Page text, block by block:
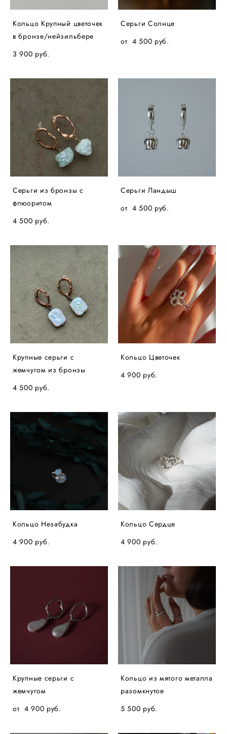
Кольцо Крупный цветочек
в бронзе/нейзильбере
3 900 pуб.
Серьги Солнце
от 4 500 pуб.
Серьги из бронзы с
флюоритом
4 500 pуб.
Серьги Ландыш
от 4 500 pуб.
Крупные серьги с
жемчугом из бронзы
4 500 pуб.
Кольцо Цветочек
4 900 pуб.
Кольцо Незабудка
4 900 pуб.
Кольцо Сердце
4 900 pуб.
Крупные серьги с
жемчугом
от 4 900 pуб.
Кольцо из мятого металла
разомкнутое
5 500 pуб.